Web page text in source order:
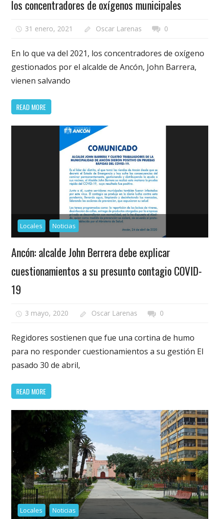
los concentradores de oxígenos municipales
31 enero, 2021 Oscar Larenas 0
En lo que va del 2021, los concentradores de oxígeno
gestionados por el alcalde de Ancón, John Barrera,
vienen salvando
READ MORE
Locales Noticias
Ancón: alcalde John Berrera debe explicar
cuestionamientos a su presunto contagio COVID-
19
3 mayo, 2020 Oscar Larenas 0
Regidores sostienen que fue una cortina de humo
para no responder cuestionamientos a su gestión El
pasado 30 de abril,
READ MORE
Locales Noticias